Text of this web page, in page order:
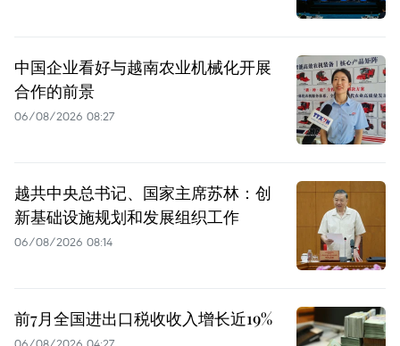
中国企业看好与越南农业机械化开展
合作的前景
06/08/2026 08:27
越共中央总书记、国家主席苏林：创
新基础设施规划和发展组织工作
06/08/2026 08:14
前7月全国进出口税收收入增长近19%